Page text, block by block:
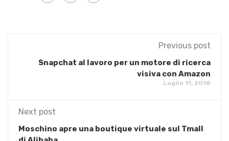
Previous post
Snapchat al lavoro per un motore di ricerca
visiva con Amazon
Luglio 11, 2018
Next post
Moschino apre una boutique virtuale sul Tmall